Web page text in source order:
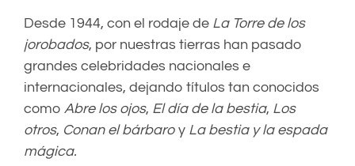
Desde 1944, con el rodaje de La Torre de los
jorobados, por nuestras tierras han pasado
grandes celebridades nacionales e
internacionales, dejando títulos tan conocidos
como Abre los ojos, El día de la bestia, Los
otros, Conan el bárbaro y La bestia y la espada
mágica.